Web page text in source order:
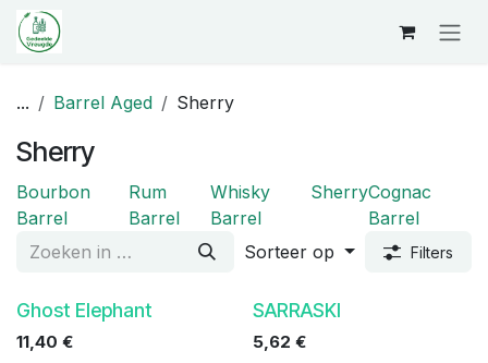
Overslaan naar inhoud
... Barrel Aged Sherry
Sherry
Bourbon
Barrel
Rum
Barrel
Whisky
Barrel
SherryCognac
Barrel
Sorteer op
Filters
Ghost Elephant
11,40 €
SARRASKI
5,62 €